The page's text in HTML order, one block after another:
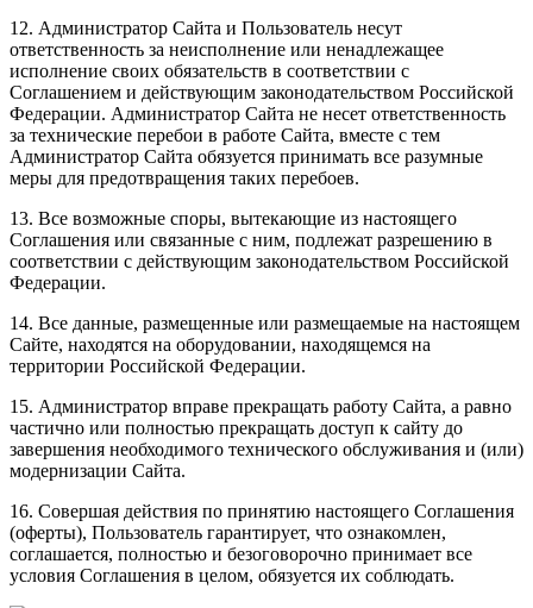
12. Администратор Сайта и Пользователь несут
ответственность за неисполнение или ненадлежащее
исполнение своих обязательств в соответствии с
Соглашением и действующим законодательством Российской
Федерации. Администратор Сайта не несет ответственность
за технические перебои в работе Сайта, вместе с тем
Администратор Сайта обязуется принимать все разумные
меры для предотвращения таких перебоев.
13. Все возможные споры, вытекающие из настоящего
Соглашения или связанные с ним, подлежат разрешению в
соответствии с действующим законодательством Российской
Федерации.
14. Все данные, размещенные или размещаемые на настоящем
Сайте, находятся на оборудовании, находящемся на
территории Российской Федерации.
15. Администратор вправе прекращать работу Сайта, а равно
частично или полностью прекращать доступ к сайту до
завершения необходимого технического обслуживания и (или)
модернизации Сайта.
16. Совершая действия по принятию настоящего Соглашения
(оферты), Пользователь гарантирует, что ознакомлен,
соглашается, полностью и безоговорочно принимает все
условия Соглашения в целом, обязуется их соблюдать.